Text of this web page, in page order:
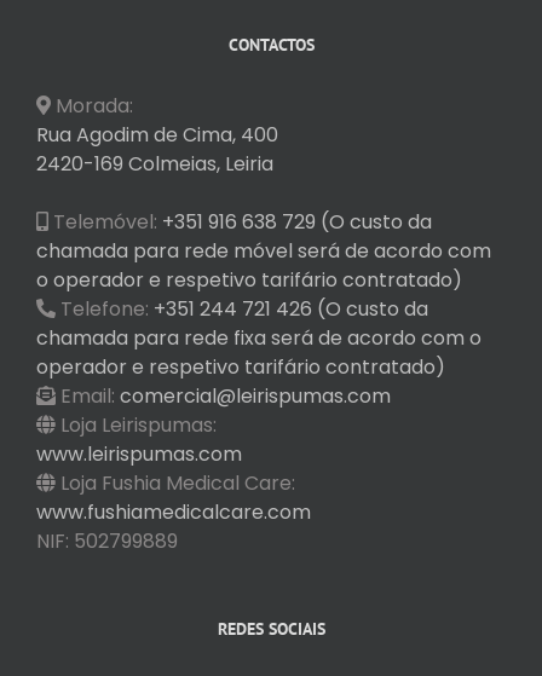
CONTACTOS
Morada:
Rua Agodim de Cima, 400
2420-169 Colmeias, Leiria
Telemóvel: +351 916 638 729 (O custo da
chamada para rede móvel será de acordo com
o operador e respetivo tarifário contratado)
Telefone: +351 244 721 426 (O custo da
chamada para rede fixa será de acordo com o
operador e respetivo tarifário contratado)
Email: comercial@leirispumas.com
Loja Leirispumas:
www.leirispumas.com
Loja Fushia Medical Care:
www.fushiamedicalcare.com
NIF: 502799889
REDES SOCIAIS